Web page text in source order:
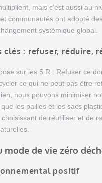
mais c’est aussi au
communautés ont adopté
systémique global.
clés : refuser, réduire,
sur les 5 R : Refuser ce
ce qui ne peut pas être
nous pouvons minimiser
les pailles et les sacs
de réutiliser et de
mode de vie zéro
positif